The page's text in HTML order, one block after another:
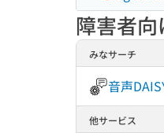
障害者
みなサーチ
音声
他サービス